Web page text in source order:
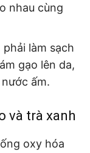
nhau cùng
làm sạch
gạo lên da,
ấm.
và trà xanh
oxy hóa